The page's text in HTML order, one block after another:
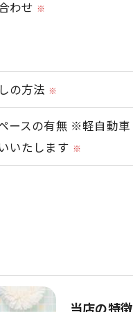
わせ ※
の方法 ※
ースの有無 ※軽自動車
いたします ※
当店の特徴